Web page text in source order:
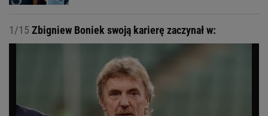
1/15 Zbigniew Boniek swoją karierę zaczynał w: